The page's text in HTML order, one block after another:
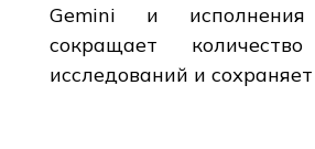
Gemini и
сокращает
исследований и